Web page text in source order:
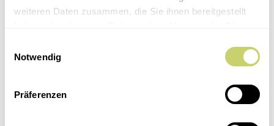
weiteren Daten zusammen, die Sie ihnen bereitgestellt
Notwendig
Präferenzen
Kultur & Kulinarisch
5 Weine
Kochparty